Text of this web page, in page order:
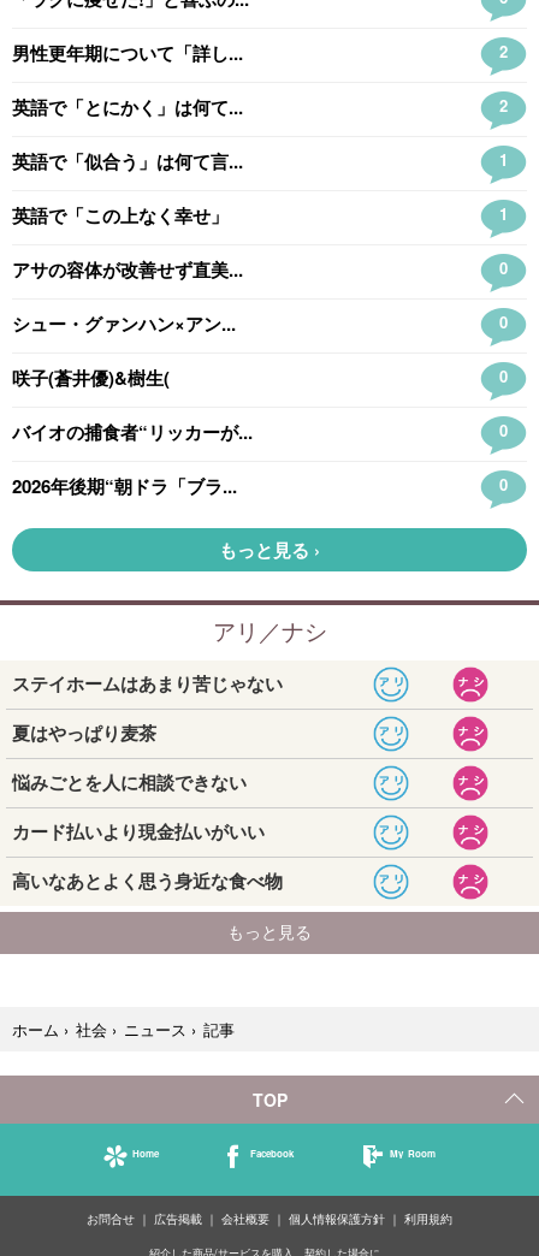
ホーム › 社会 › ニュース › 記事
TOP
Home Facebook My Room
お問合せ 広告掲載 会社概要 個人情報保護方針 利用規約